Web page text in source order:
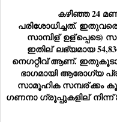
കഴിഞ്ഞ 24
പരിശോധിച്ചത്. ഇതുവരെ
സാമ്പിള് ഉള്പ്പെടെ)
ഇതില് ലഭ്യമായ
നെഗറ്റീവ് ആണ്.
ഭാഗമായി ആരോഗ്യ
സാമൂഹിക സമ്പര്ക്കം
ഗണനാ ഗ്രൂപ്പുകളില് നിന്ന്